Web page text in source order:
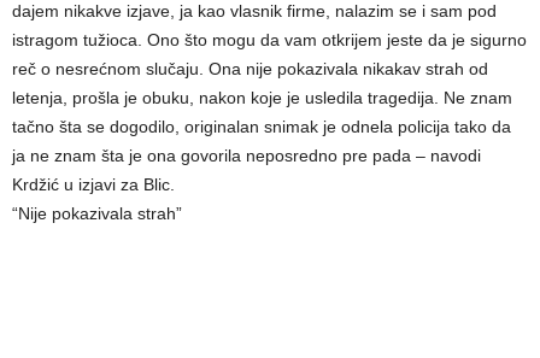
dajem nikakve izjave, ja kao vlasnik firme, nalazim se i sam pod
istragom tužioca. Ono što mogu da vam otkrijem jeste da je sigurno
reč o nesrećnom slučaju. Ona nije pokazivala nikakav strah od
letenja, prošla je obuku, nakon koje je usledila tragedija. Ne znam
tačno šta se dogodilo, originalan snimak je odnela policija tako da
ja ne znam šta je ona govorila neposredno pre pada – navodi
Krdžić u izjavi za Blic.
“Nije pokazivala strah”